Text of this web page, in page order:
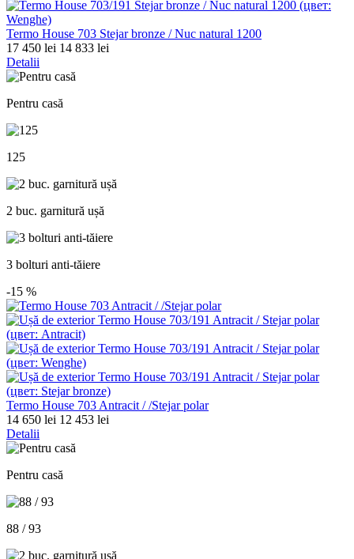
Termo House 703 Stejar bronze / Nuc natural 1200
17 450 lei 14 833 lei
Detalii
Pentru casă
125
2 buc. garnitură ușă
3 bolturi anti-tăiere
-15 %
Termo House 703 Antracit / /Stejar polar
14 650 lei 12 453 lei
Detalii
Pentru casă
88 / 93